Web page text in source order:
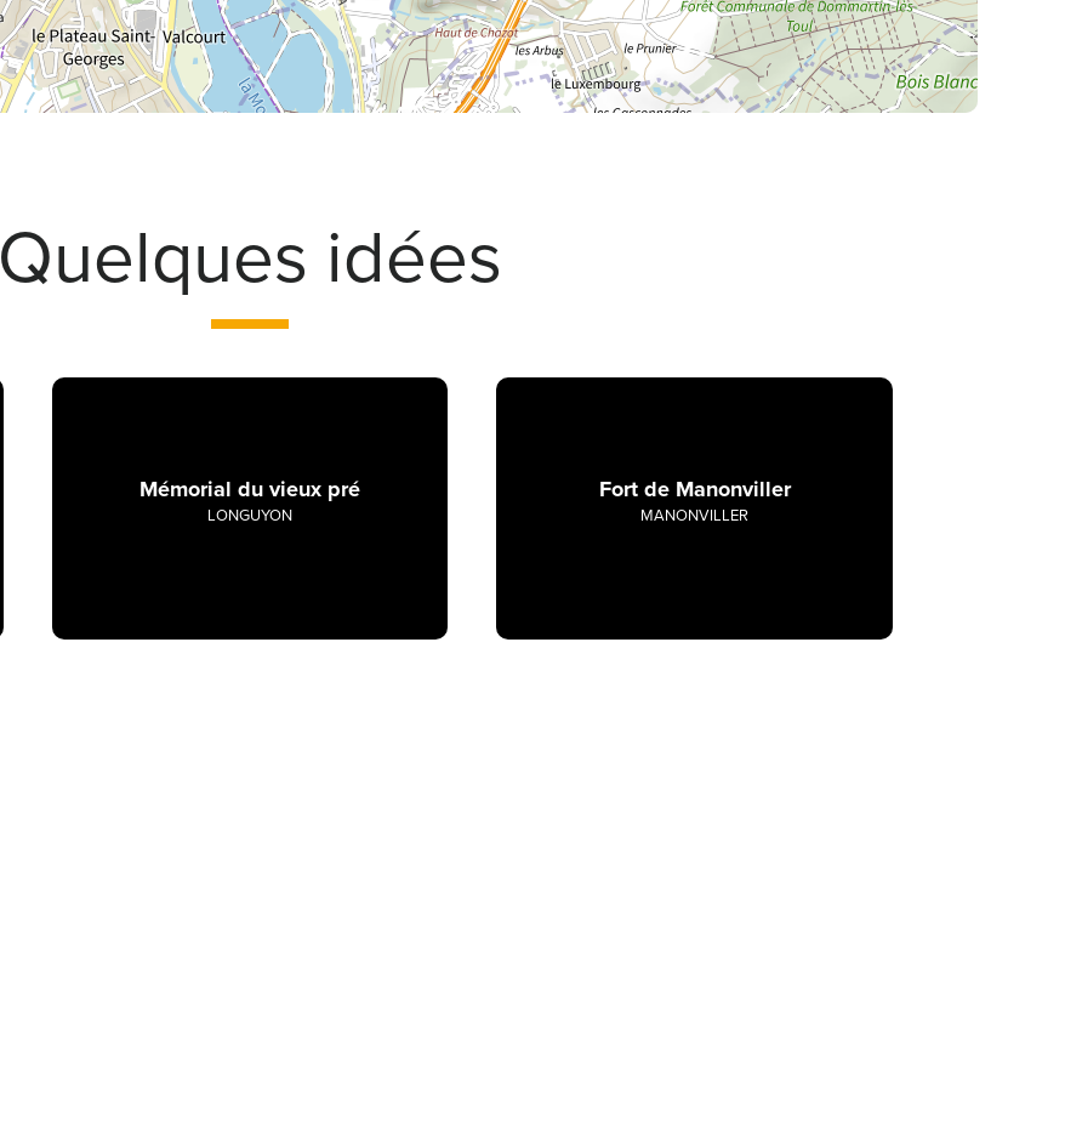
Quelques idées
Mémorial du vieux pré
LONGUYON
Fort de Manonviller
MANONVILLER